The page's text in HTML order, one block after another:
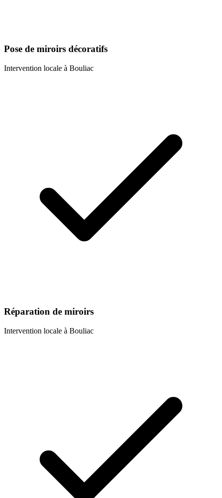
Pose de miroirs décoratifs
Intervention locale à Bouliac
Réparation de miroirs
Intervention locale à Bouliac